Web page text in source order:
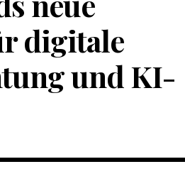
digitale
und KI-